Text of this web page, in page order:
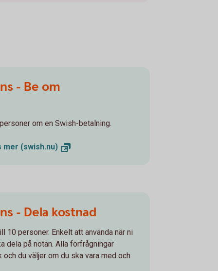
- Be om
om en Swish-betalning.
mer (swish.nu)
- Dela kostnad
10 personer. Enkelt att använda när ni
dela på notan. Alla förfrågningar
du väljer om du ska vara med och